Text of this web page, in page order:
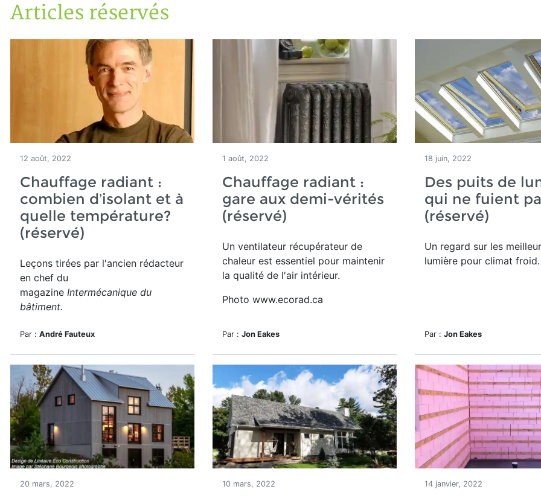
Accueil
Articles réservés
Articles réservés
12 août, 2022
Chauffage radiant :
combien d’isolant et à
quelle température?
(réservé)
Leçons tirées par l'ancien rédacteur
en chef du
magazine Intermécanique du
bâtiment.
Par : André Fauteux
1 août, 2022
Chauffage radiant :
gare aux demi-vérités
(réservé)
Un ventilateur récupérateur de
chaleur est essentiel pour maintenir
la qualité de l'air intérieur.
Photo www.ecorad.ca
Par : Jon Eakes
18 juin, 2022
Des puits de
qui ne fuient
(réservé)
Un regard sur les
lumière pour climat froid.
Par : Jon Eakes
20 mars, 2022 10 mars, 2022 14 janvier, 2022